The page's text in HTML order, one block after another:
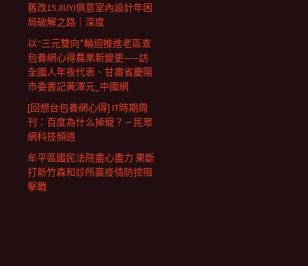
舊改15JIUYI俱意室內設計年困
局破解之路｜深度
以“三元雙向”輪迴推進老區查
包養網心得農業新變更——訪
全國人年夜代表、甘肅省慶陽
市委書記黃澤元_中國網
[回想台包養網心得] IT時期周
刊：百度為什么掉寵？－民眾
網科技頻道
牟平區國民法院盡心盡力 果斷
打新竹森和診所贏疫情防控阻
擊戰